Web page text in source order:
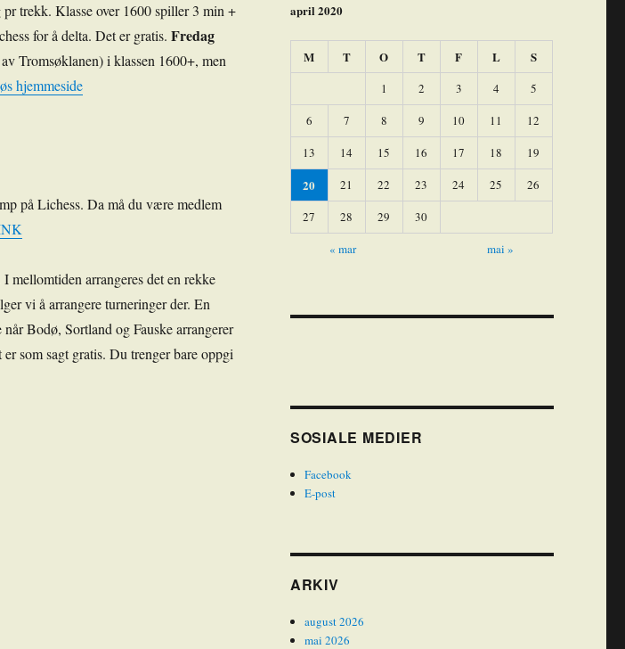
trekk. Klasse over 1600 spiller 3 min +
for å delta. Det er gratis. Fredag
Tromsøklanen) i klassen 1600+, men
hjemmeside
på Lichess. Da må du være medlem
mellomtiden arrangeres det en rekke
vi å arrangere turneringer der. En
Bodø, Sortland og Fauske arrangerer
som sagt gratis. Du trenger bare oppgi
april 2020
M T O T F L S
1 2 3 4
5
6
7 8 9 10 11
12
13
14 15 16 17 18 19
20 21 22 23 24 25
26
27
28 29
30
« mar
mai »
SOSIALE MEDIER
Facebook
E-post
ARKIV
august 2026
mai 2026